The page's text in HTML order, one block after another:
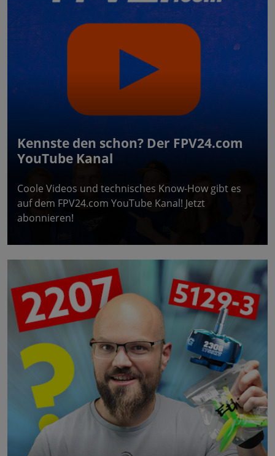
Kennste den schon? Der FPV24.com
YouTube Kanal
Coole Videos und technisches Know-How gibt es
auf dem FPV24.com YouTube Kanal! Jetzt
abonnieren!